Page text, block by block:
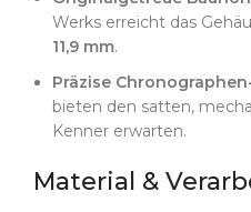
Werks erreicht das
11,9 mm.
Präzise
bieten den satten,
Kenner erwarten.
Material &